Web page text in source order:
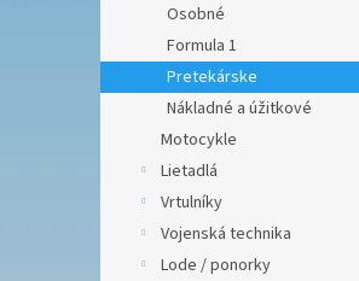
Osobné
Formula 1
Pretekárske
Nákladné a úžitkové
Motocykle
Lietadlá
Vrtulníky
Vojenská technika
Lode / ponorky